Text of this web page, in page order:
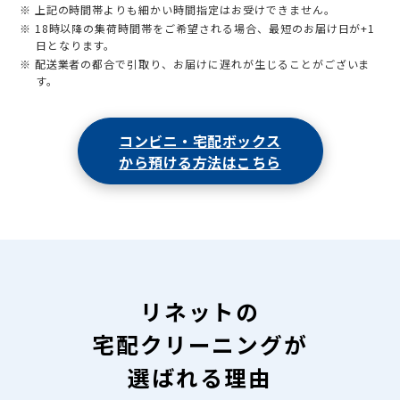
※ 上記の時間帯よりも細かい時間指定はお受けできません。
※ 18時以降の集荷時間帯をご希望される場合、最短のお届け日が+1
日となります。
※ 配送業者の都合で引取り、お届けに遅れが生じることがございま
す。
コンビニ・宅配ボックス
から預ける方法はこちら
リネットの
宅配クリーニングが
選ばれる理由